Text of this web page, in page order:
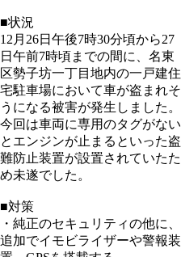
■状況
12月26日午後7時30分頃から27
日午前7時頃までの間に、名東
区勢子坊一丁目地内の一戸建住
宅駐車場において車が盗まれそ
うになる被害が発生しました。
今回は車両に専用のタグがない
とエンジンが止まるといった盗
難防止装置が設置されていたた
め未遂でした。
■対策
・純正のセキュリティの他に、
追加でイモビライザーや警報装